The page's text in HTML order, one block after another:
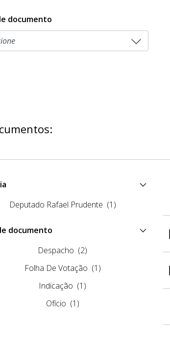
documento
Deputado Rafael Prudente (1)
documento
Despacho (2)
Folha De Votação (1)
Indicação (1)
Ofício (1)